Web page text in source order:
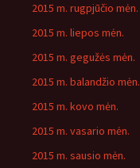
2015 m. rugpjūčio mėn.
2015 m. liepos mėn.
2015 m. gegužės mėn.
2015 m. balandžio mėn.
2015 m. kovo mėn.
2015 m. vasario mėn.
2015 m. sausio mėn.